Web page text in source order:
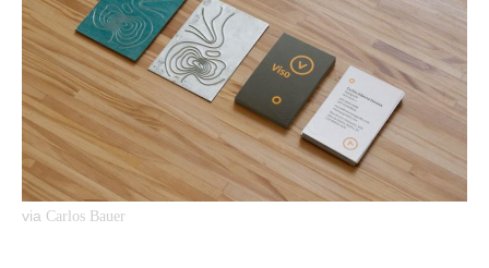
via Carlos Bauer